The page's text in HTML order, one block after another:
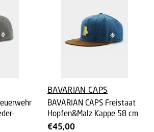
BAVARIAN CAPS
BAVARIAN CAPS Freistaat
Hopfen&Malz Kappe 58 cm
€45,00